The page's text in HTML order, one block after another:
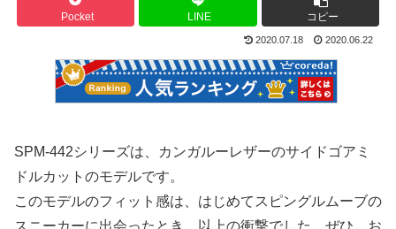
Pocket LINE コピー
2020.07.18 2020.06.22
SPM-442シリーズは、カンガルーレザーのサイドゴアミ
ドルカットのモデルです。
このモデルのフィット感は、はじめてスピングルムーブの